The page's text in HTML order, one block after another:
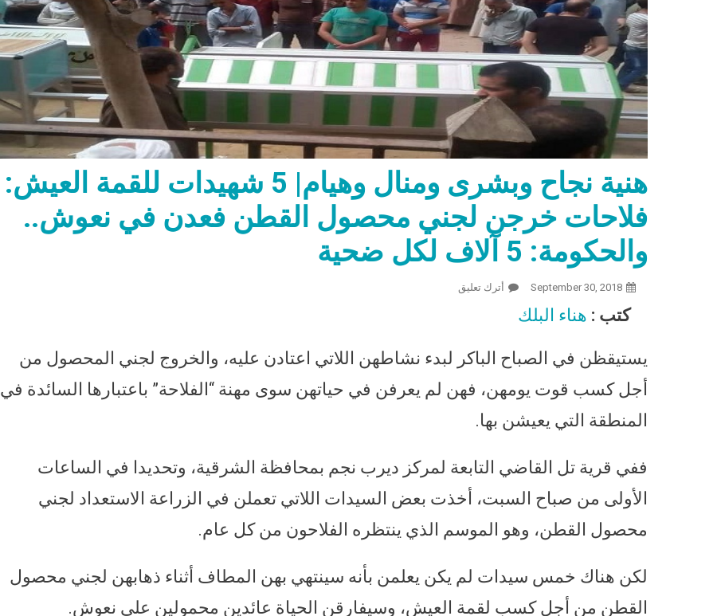
هنية نجاح وبشرى ومنال وهيام| 5 شهيدات للقمة العيش:
فلاحات خرجن لجني محصول القطن فعدن في نعوش..
والحكومة: 5 آلاف لكل ضحية
September 30, 2018 أترك تعليق
كتب : هناء البلك
يستيقظن في الصباح الباكر لبدء نشاطهن اللاتي اعتادن عليه، والخروج لجني المحصول من
أجل كسب قوت يومهن، فهن لم يعرفن في حياتهن سوى مهنة “الفلاحة” باعتبارها السائدة في
المنطقة التي يعيشن بها.
ففي قرية تل القاضي التابعة لمركز ديرب نجم بمحافظة الشرقية، وتحديدا في الساعات
الأولى من صباح السبت، أخذت بعض السيدات اللاتي تعملن في الزراعة الاستعداد لجني
محصول القطن، وهو الموسم الذي ينتظره الفلاحون من كل عام.
لكن هناك خمس سيدات لم يكن يعلمن بأنه سينتهي بهن المطاف أثناء ذهابهن لجني محصول
القطن من أجل كسب لقمة العيش، وسيفارقن الحياة عائدين محمولين على نعوش.